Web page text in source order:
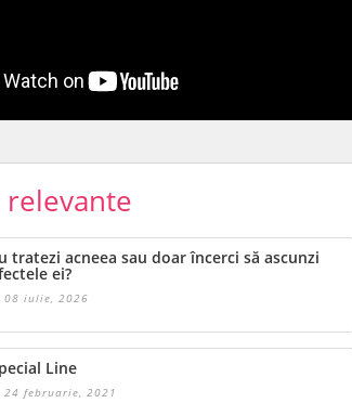
tratezi acneea sau doar încerci să ascunzi
ei?
08 iulie, 2026
Line
24 februarie, 2021